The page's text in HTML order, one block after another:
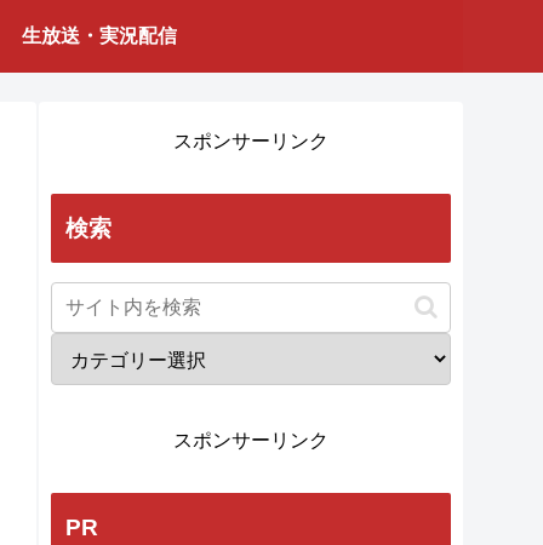
生放送・実況配信
スポンサーリンク
検索